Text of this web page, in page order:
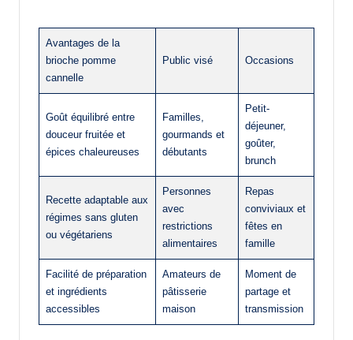
Avantages de la
brioche pomme
cannelle
Public visé Occasions
Goût équilibré entre
douceur fruitée et
épices chaleureuses
Familles,
gourmands et
débutants
Petit-
déjeuner,
goûter,
brunch
Recette adaptable aux
régimes sans gluten
ou végétariens
Personnes
avec
restrictions
alimentaires
Repas
conviviaux et
fêtes en
famille
Facilité de préparation
et ingrédients
accessibles
Amateurs de
pâtisserie
maison
Moment de
partage et
transmission